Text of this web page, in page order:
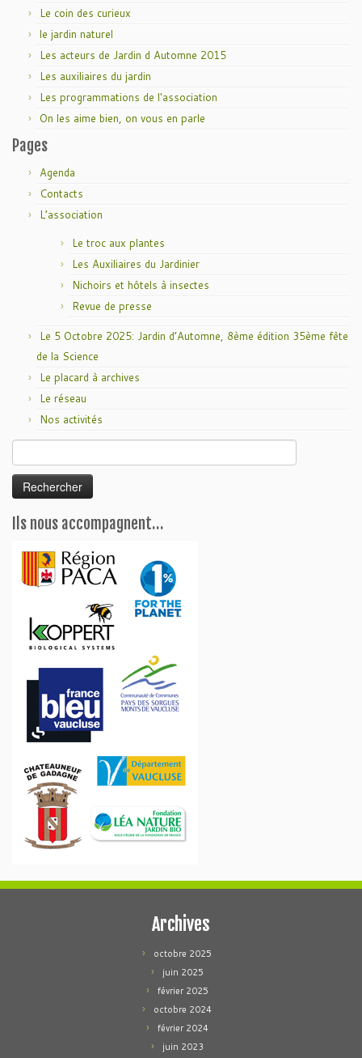
Le coin des curieux
le jardin naturel
Les acteurs de Jardin d Automne 2015
Les auxiliaires du jardin
Les programmations de l'association
On les aime bien, on vous en parle
Pages
Agenda
Contacts
L’association
Le troc aux plantes
Les Auxiliaires du Jardinier
Nichoirs et hôtels à insectes
Revue de presse
Le 5 Octobre 2025: Jardin d’Automne, 8ème édition 35ème fête
de la Science
Le placard à archives
Le réseau
Nos activités
Ils nous accompagnent…
Archives
octobre 2025
juin 2025
février 2025
octobre 2024
février 2024
juin 2023